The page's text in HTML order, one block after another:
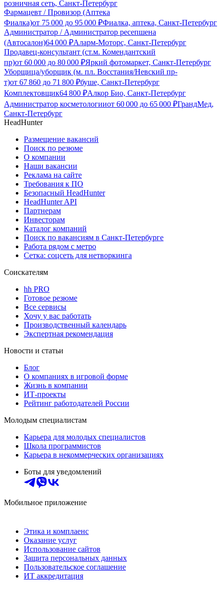
розничная сеть, Санкт-Петербург
Фармацевт / Провизор (Аптека
Фиалка)от 75 000 до 95 000 ₽Фиалка, аптека, Санкт-Петербург
Администратор / Администратор ресепшена
(Автосалон)64 000 ₽Аларм-Моторс, Санкт-Петербург
Продавец-консультант (ст.м. Комендантский
пр)от 60 000 до 80 000 ₽Яркий фотомаркет, Санкт-Петербург
Уборщица/уборщик (м. пл. Восстания/Невский пр-
т)от 67 860 до 71 800 ₽буше, Санкт-Петербург
Комплектовщик64 800 ₽Алкор Био, Санкт-Петербург
Администратор косметологииот 60 000 до 65 000 ₽ГрандМед,
Санкт-Петербург
HeadHunter
Размещение вакансий
Поиск по резюме
О компании
Наши вакансии
Реклама на сайте
Требования к ПО
Безопасный HeadHunter
HeadHunter API
Партнерам
Инвесторам
Каталог компаний
Поиск по вакансиям в Санкт-Петербурге
Работа рядом с метро
Сетка: соцсеть для нетворкинга
Соискателям
hh PRO
Готовое резюме
Все сервисы
Хочу у вас работать
Производственный календарь
Экспертная рекомендация
Новости и статьи
Блог
О компаниях в игровой форме
Жизнь в компании
ИТ-проекты
Рейтинг работодателей России
Молодым специалистам
Карьера для молодых специалистов
Школа программистов
Карьера в некоммерческих организациях
Боты для уведомлений
Мобильное приложение
Этика и комплаенс
Оказание услуг
Использование сайтов
Защита персональных данных
Пользовательское соглашение
ИТ аккредитация